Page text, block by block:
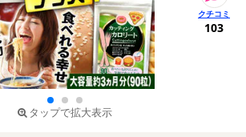
タップで拡大表示
103